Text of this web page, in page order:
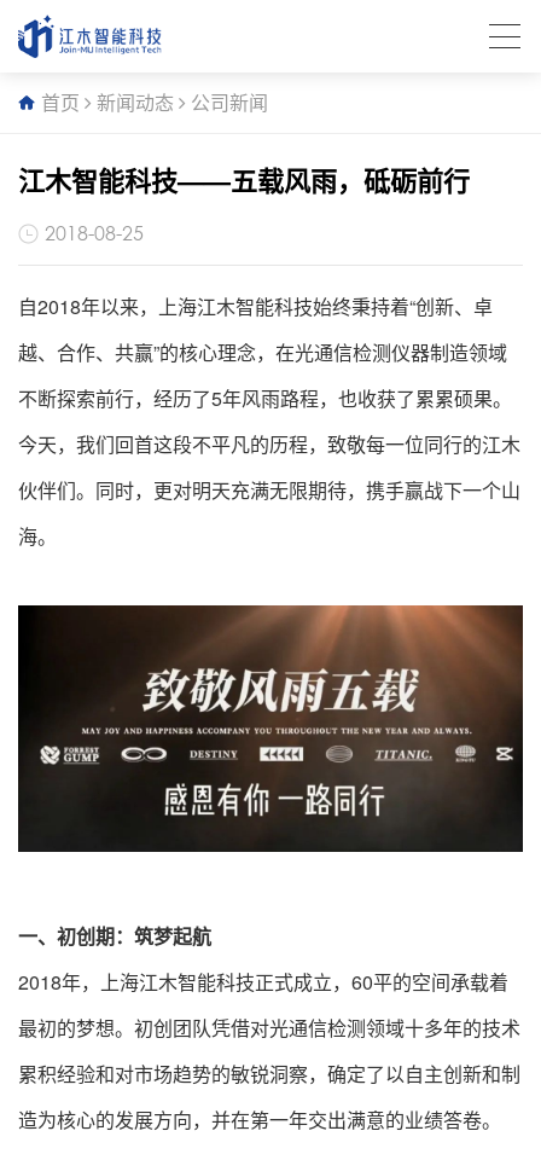
首页 新闻动态 公司新闻
江木智能科技——五载风雨，砥砺前行
2018-08-25
自2018年以来，上海江木智能科技始终秉持着“创新、卓
越、合作、共赢”的核心理念，在光通信检测仪器制造领域
不断探索前行，经历了5年风雨路程，也收获了累累硕果。
今天，我们回首这段不平凡的历程，致敬每一位同行的江木
伙伴们。同时，更对明天充满无限期待，携手赢战下一个山
海。
一、初创期：筑梦起航
2018年，上海江木智能科技正式成立，60平的空间承载着
最初的梦想。初创团队凭借对光通信检测领域十多年的技术
累积经验和对市场趋势的敏锐洞察，确定了以自主创新和制
造为核心的发展方向，并在第一年交出满意的业绩答卷。